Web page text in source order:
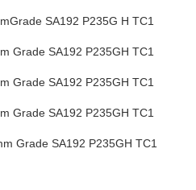
SA192 P235G H TC1
Grade SA192 P235GH TC1
Grade SA192 P235GH TC1
Grade SA192 P235GH TC1
Grade SA192 P235GH TC1